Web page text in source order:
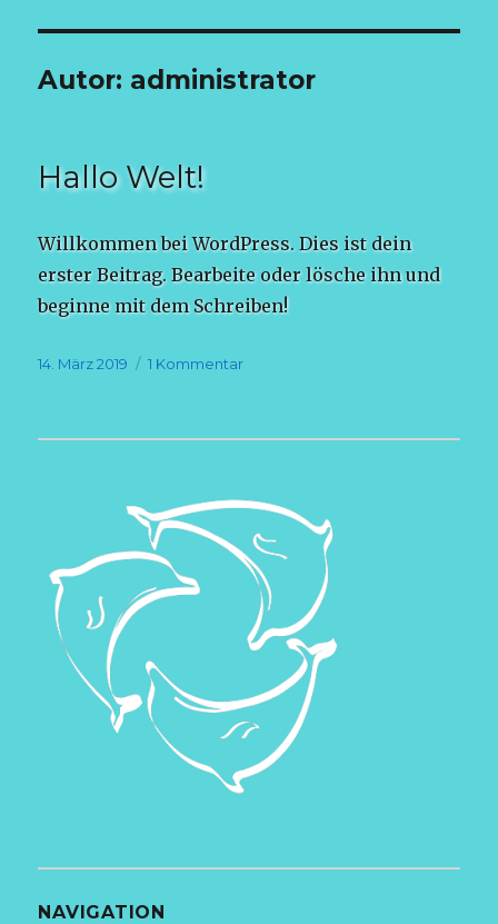
gel(i)ebtes Reiki
– Martina
Benecke
Autor: administrator
Hallo Welt!
Willkommen bei WordPress. Dies ist dein
erster Beitrag. Bearbeite oder lösche ihn und
beginne mit dem Schreiben!
Veröffentlicht
14. März 2019 1 Kommentarzu
NAVIGATION